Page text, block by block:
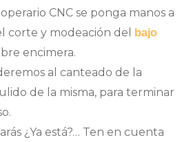
CNC se ponga manos a
corte y modeación del
bajo
encimera.
al canteado de la
de la misma, para terminar
¿Ya está?… Ten en cuenta